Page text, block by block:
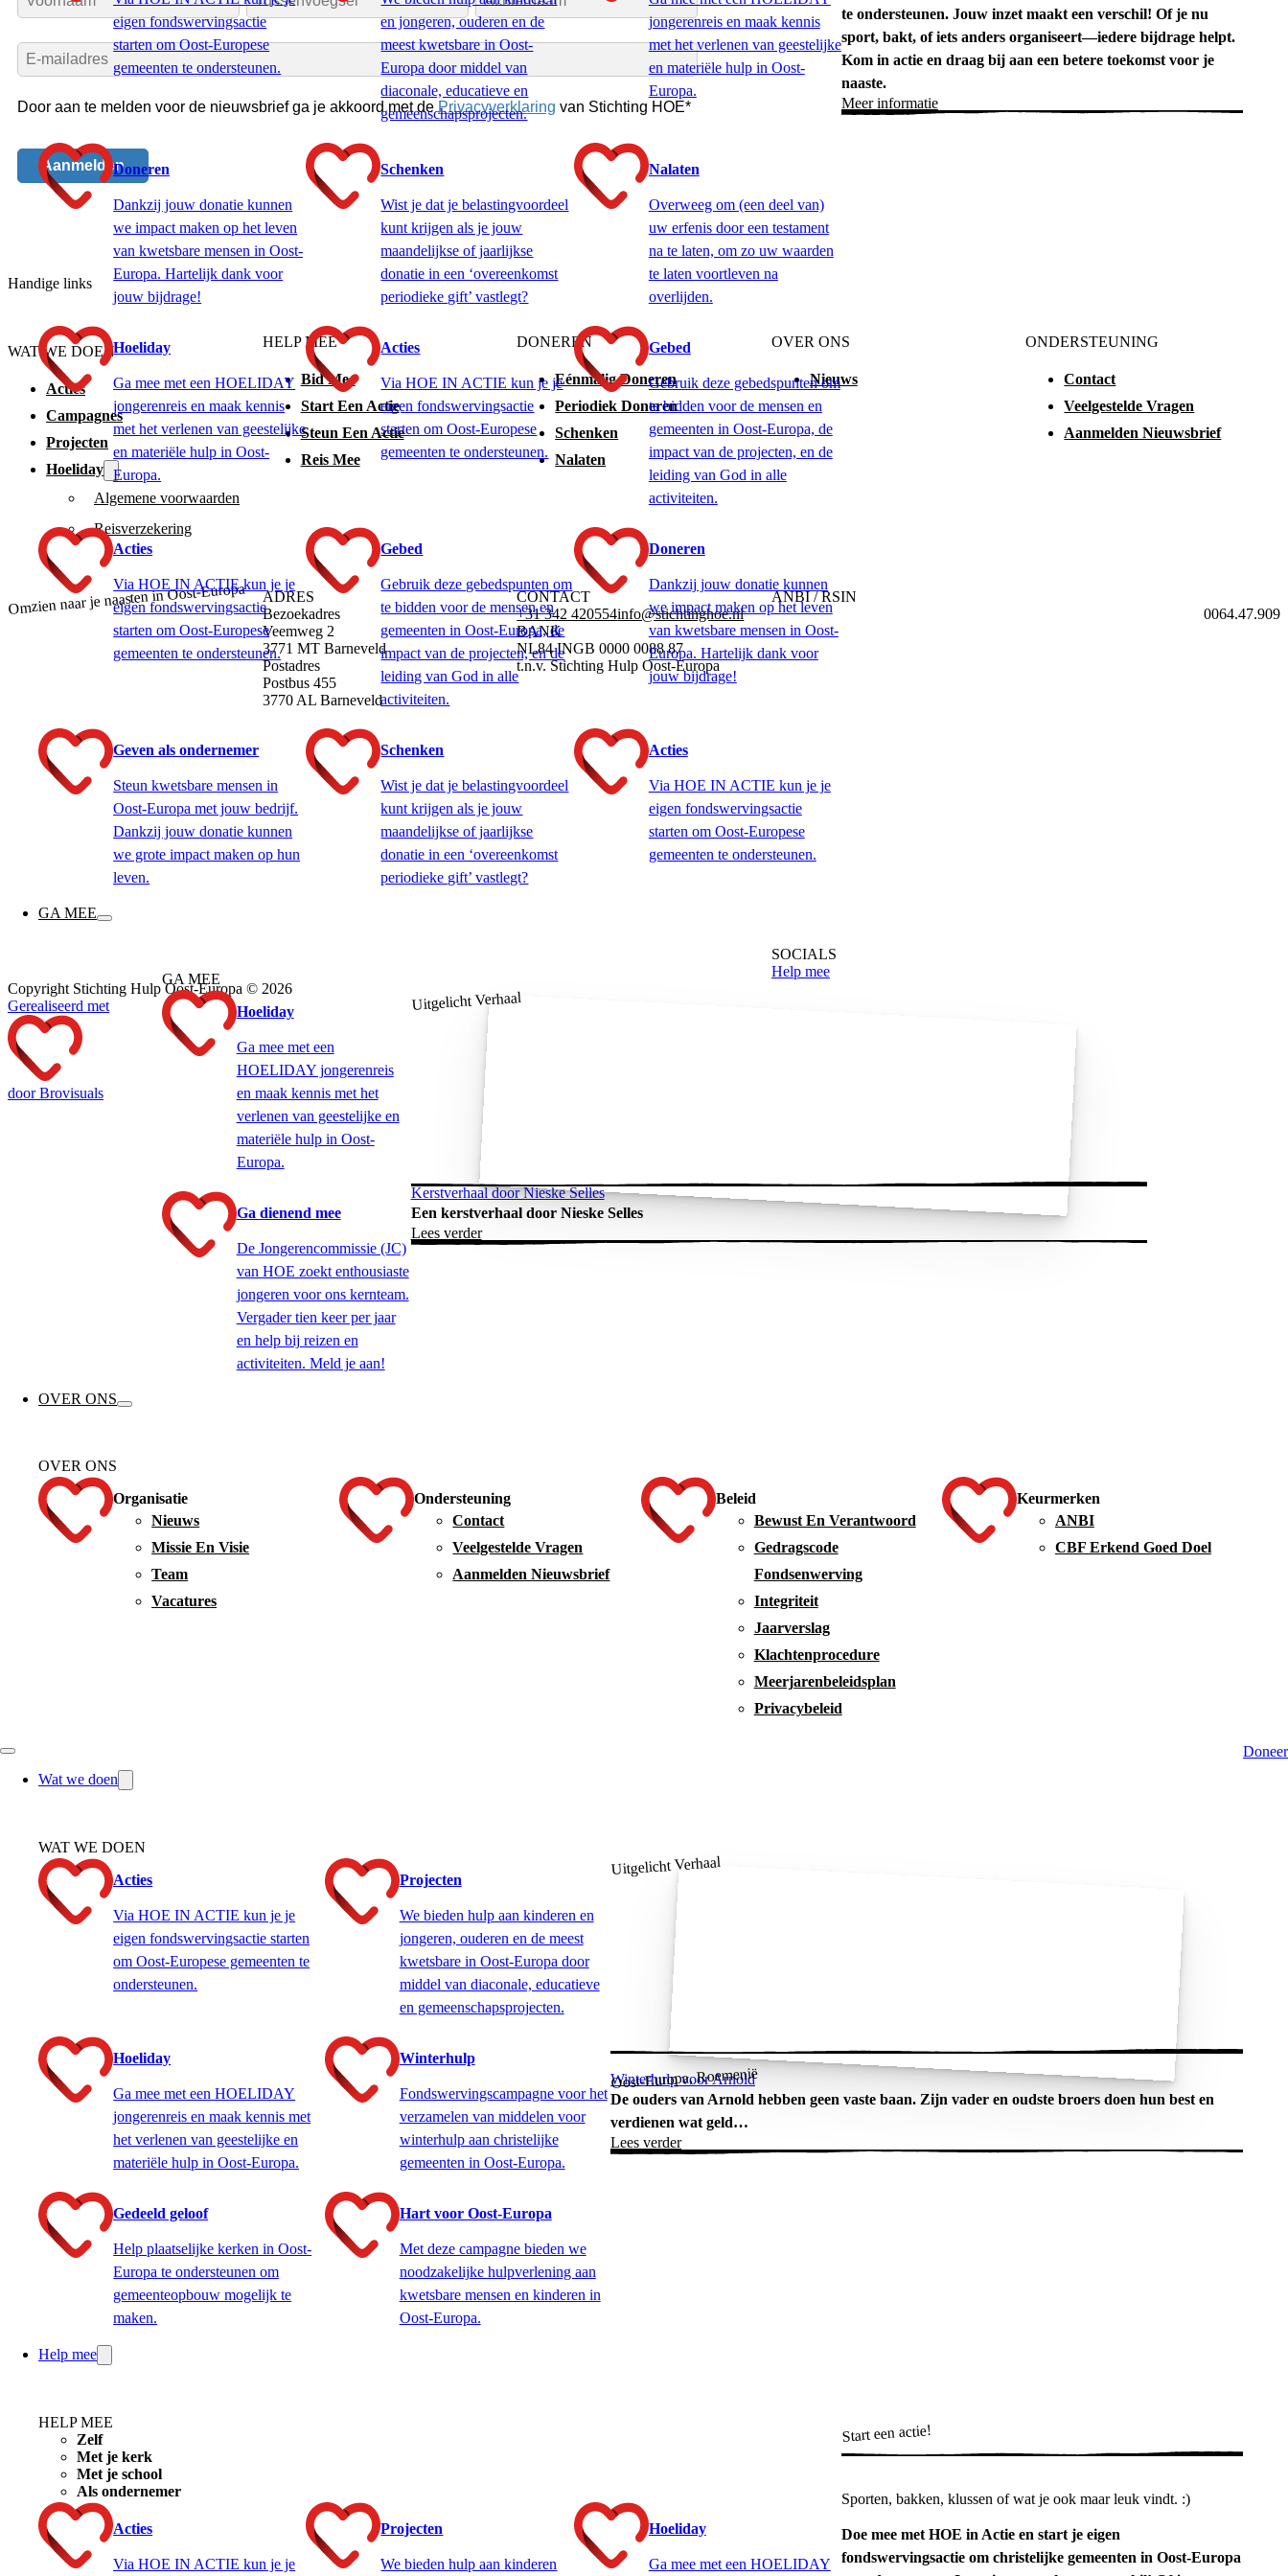
eigen fondswervingsactie
starten om Oost-Europese
gemeenten te ondersteunen.
en jongeren, ouderen en de
meest kwetsbare in Oost-
Europa door middel van
diaconale, educatieve en
gemeenschapsprojecten.
jongerenreis en maak kennis
met het verlenen van geestelijke
en materiële hulp in Oost-
Europa.
Doneren
Dankzij jouw donatie kunnen
we impact maken op het leven
van kwetsbare mensen in Oost-
Europa. Hartelijk dank voor
jouw bijdrage!
Schenken
Wist je dat je belastingvoordeel
kunt krijgen als je jouw
maandelijkse of jaarlijkse
donatie in een ‘overeenkomst
periodieke gift’ vastlegt?
Nalaten
Overweeg om (een deel van)
uw erfenis door een testament
na te laten, om zo uw waarden
te laten voortleven na
overlijden.
Hoeliday
Ga mee met een HOELIDAY
jongerenreis en maak kennis
met het verlenen van geestelijke
en materiële hulp in Oost-
Europa.
Acties
Via HOE IN ACTIE kun je je
eigen fondswervingsactie
starten om Oost-Europese
gemeenten te ondersteunen.
Gebed
Gebruik deze gebedspunten om
te bidden voor de mensen en
gemeenten in Oost-Europa, de
impact van de projecten, en de
leiding van God in alle
activiteiten.
Acties
Via HOE IN ACTIE kun je je
eigen fondswervingsactie
starten om Oost-Europese
gemeenten te ondersteunen.
Gebed
Gebruik deze gebedspunten om
te bidden voor de mensen en
gemeenten in Oost-Europa, de
impact van de projecten, en de
leiding van God in alle
activiteiten.
Doneren
Dankzij jouw donatie kunnen
we impact maken op het leven
van kwetsbare mensen in Oost-
Europa. Hartelijk dank voor
jouw bijdrage!
Geven als ondernemer
Steun kwetsbare mensen in
Oost-Europa met jouw bedrijf.
Dankzij jouw donatie kunnen
we grote impact maken op hun
leven.
Schenken
Wist je dat je belastingvoordeel
kunt krijgen als je jouw
maandelijkse of jaarlijkse
donatie in een ‘overeenkomst
periodieke gift’ vastlegt?
Acties
Via HOE IN ACTIE kun je je
eigen fondswervingsactie
starten om Oost-Europese
gemeenten te ondersteunen.
te ondersteunen. Jouw inzet maakt een verschil! Of je nu
sport, bakt, of iets anders organiseert—iedere bijdrage helpt.
Kom in actie en draag bij aan een betere toekomst voor je
naaste.
Meer informatie
GA MEE
GA MEE
Hoeliday
Ga mee met een
HOELIDAY jongerenreis
en maak kennis met het
verlenen van geestelijke en
materiële hulp in Oost-
Europa.
Ga dienend mee
De Jongerencommissie (JC)
van HOE zoekt enthousiaste
jongeren voor ons kernteam.
Vergader tien keer per jaar
en help bij reizen en
activiteiten. Meld je aan!
Uitgelicht Verhaal
Kerstverhaal door Nieske Selles
Een kerstverhaal door Nieske Selles
Lees verder
OVER ONS
OVER ONS
Organisatie
Nieuws
Missie En Visie
Team
Vacatures
Ondersteuning
Contact
Veelgestelde Vragen
Aanmelden Nieuwsbrief
Beleid
Bewust En Verantwoord
Gedragscode
Fondsenwerving
Integriteit
Jaarverslag
Klachtenprocedure
Meerjarenbeleidsplan
Privacybeleid
Keurmerken
ANBI
CBF Erkend Goed Doel
Wat we doen
WAT WE DOEN
Acties
Via HOE IN ACTIE kun je je
eigen fondswervingsactie starten
om Oost-Europese gemeenten te
ondersteunen.
Projecten
We bieden hulp aan kinderen en
jongeren, ouderen en de meest
kwetsbare in Oost-Europa door
middel van diaconale, educatieve
en gemeenschapsprojecten.
Hoeliday
Ga mee met een HOELIDAY
jongerenreis en maak kennis met
het verlenen van geestelijke en
materiële hulp in Oost-Europa.
Winterhulp
Fondswervingscampagne voor het
verzamelen van middelen voor
winterhulp aan christelijke
gemeenten in Oost-Europa.
Gedeeld geloof
Help plaatselijke kerken in Oost-
Europa te ondersteunen om
gemeenteopbouw mogelijk te
maken.
Hart voor Oost-Europa
Met deze campagne bieden we
noodzakelijke hulpverlening aan
kwetsbare mensen en kinderen in
Oost-Europa.
Uitgelicht Verhaal
Oost-Europa, Roemenië
Winterhulp voor Arnold
De ouders van Arnold hebben geen vaste baan. Zijn vader en oudste broers doen hun best en
verdienen wat geld…
Lees verder
Help mee
HELP MEE
Zelf
Met je kerk
Met je school
Als ondernemer
Acties
Via HOE IN ACTIE kun je je
Projecten
We bieden hulp aan kinderen
Hoeliday
Ga mee met een HOELIDAY
Start een actie!
Sporten, bakken, klussen of wat je ook maar leuk vindt. :)
Doe mee met HOE in Actie en start je eigen
fondswervingsactie om christelijke gemeenten in Oost-Europa
Doneer
Handige links
WAT WE DOEN
Acties
Campagnes
Projecten
Hoeliday
Algemene voorwaarden
Reisverzekering
HELP MEE
Bid Mee
Start Een Actie
Steun Een Actie
Reis Mee
DONEREN
Eénmalig Doneren
Periodiek Doneren
Schenken
Nalaten
OVER ONS
Nieuws
ONDERSTEUNING
Contact
Veelgestelde Vragen
Aanmelden Nieuwsbrief
Omzien naar je naasten in Oost-Europa
ADRES
Bezoekadres
Veemweg 2
3771 MT Barneveld
Postadres
Postbus 455
3770 AL Barneveld
CONTACT
+31 342 420554info@stichtinghoe.nl
BANK
NL84 INGB 0000 0088 87
t.n.v. Stichting Hulp Oost-Europa
ANBI / RSIN
0064.47.909
SOCIALS
Help mee
Copyright Stichting Hulp Oost-Europa © 2026
Gerealiseerd met
door Brovisuals